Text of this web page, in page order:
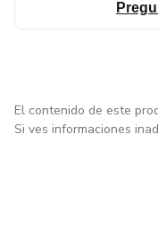
El contenido de este
Si ves informaciones